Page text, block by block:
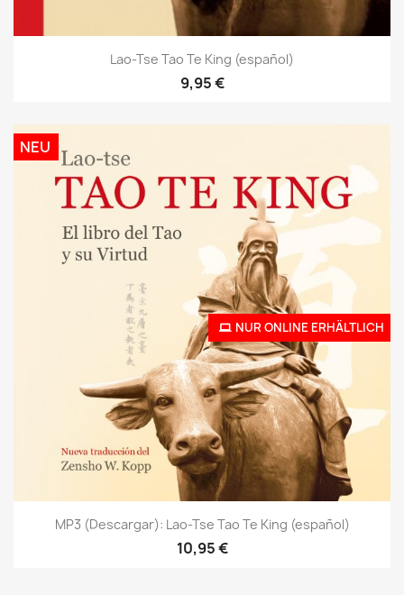
Lao-Tse Tao Te King (español)
9,95 €
MP3 (Descargar): Lao-Tse Tao Te King (español)
10,95 €
NUR ONLINE ERHÄLTLICH
NEU